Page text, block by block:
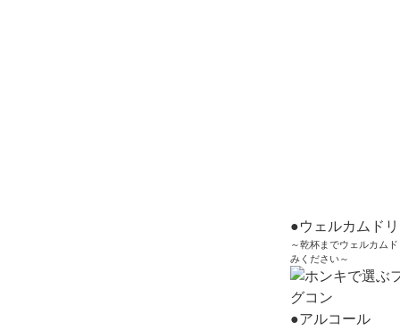
●ウェルカムド
～乾杯までウェルカム
みください～
●アルコール